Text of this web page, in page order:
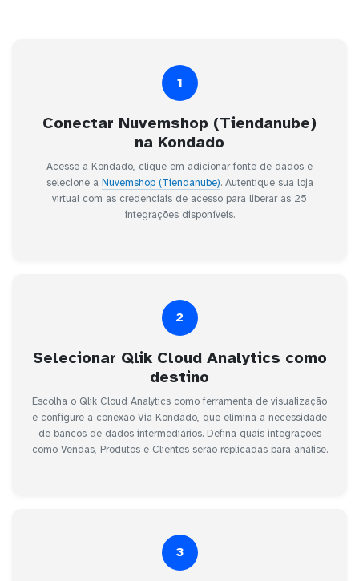
1
Conectar Nuvemshop (Tiendanube)
na Kondado
Acesse a Kondado, clique em adicionar fonte de dados e
selecione a Nuvemshop (Tiendanube). Autentique sua loja
virtual com as credenciais de acesso para liberar as 25
integrações disponíveis.
2
Selecionar Qlik Cloud Analytics como
destino
Escolha o Qlik Cloud Analytics como ferramenta de visualização
e configure a conexão Via Kondado, que elimina a necessidade
de bancos de dados intermediários. Defina quais integrações
como Vendas, Produtos e Clientes serão replicadas para análise.
3